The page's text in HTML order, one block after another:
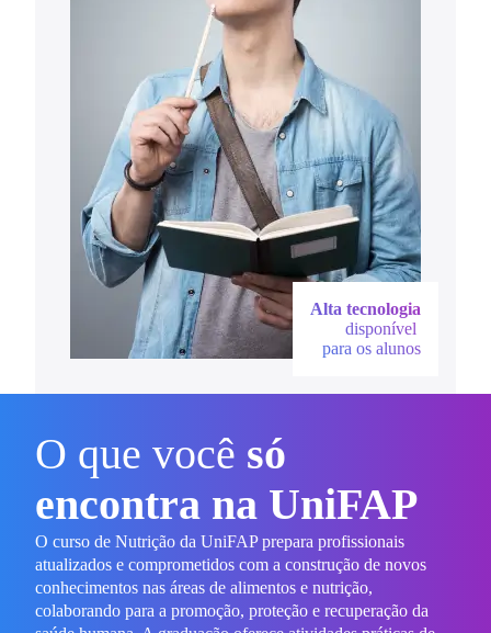
Alta tecnologia
disponível
para os alunos
O que você só
encontra na UniFAP
O curso de Nutrição da UniFAP prepara profissionais
atualizados e comprometidos com a construção de novos
conhecimentos nas áreas de alimentos e nutrição,
colaborando para a promoção, proteção e recuperação da